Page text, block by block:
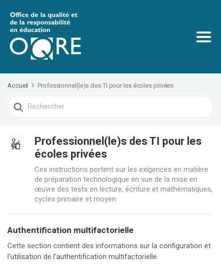
Accueil Professionnel(le)s des TI pour les écoles privées
Search
For
Professionnel(le)s des TI pour les
écoles privées
Ces instructions portent sur les exigences en matière
de préparation technologique en vue de la mise en
œuvre des tests en lecture, écriture et mathématiques,
cycles primaire et moyen.
Authentification multifactorielle
Cette section contient des informations sur la configuration et
l'utilisation de l'authentification multifactorielle.